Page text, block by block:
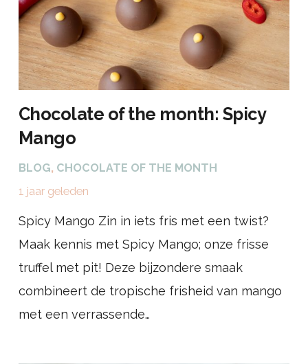
Chocolate of the month: Spicy
Mango
BLOG, CHOCOLATE OF THE MONTH
1 jaar geleden
Spicy Mango Zin in iets fris met een twist?
Maak kennis met Spicy Mango; onze frisse
truffel met pit! Deze bijzondere smaak
combineert de tropische frisheid van mango
met een verrassende…